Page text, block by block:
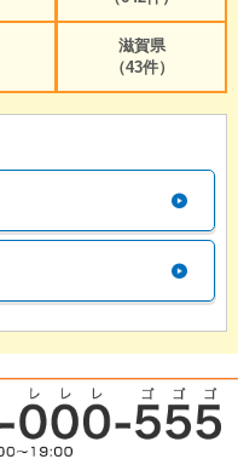
滋賀県
（43件）